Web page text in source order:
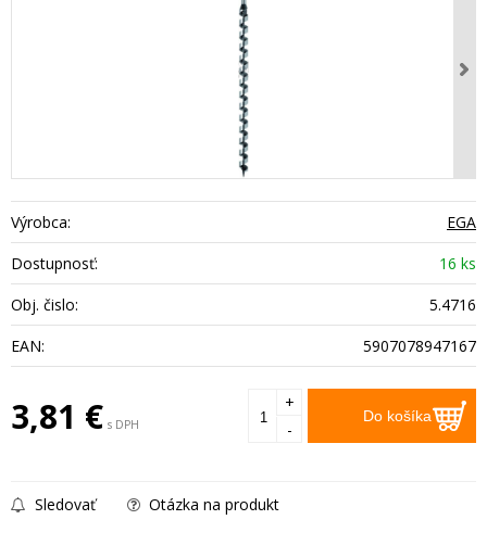
Výrobca:
EGA
Dostupnosť:
16 ks
Obj. čislo:
5.4716
EAN:
5907078947167
3,81 € s DPH Do košíka
+
-
Sledovať Otázka na produkt